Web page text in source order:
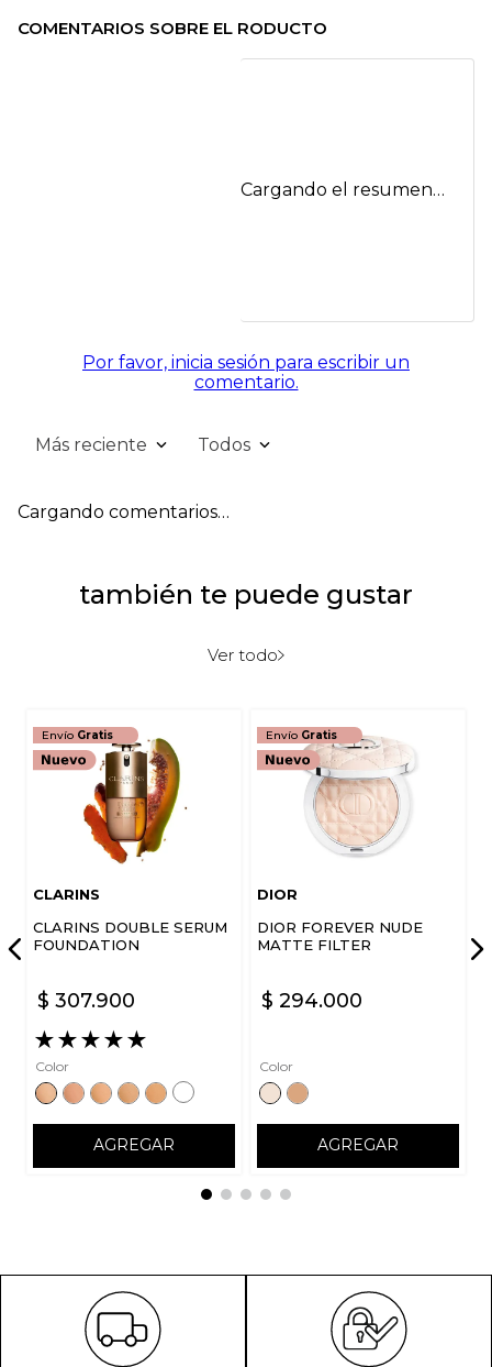
COMENTARIOS SOBRE EL RODUCTO
Cargando el resumen…
Por favor, inicia sesión para escribir un
comentario.
Más reciente Todos
Cargando comentarios…
también te puede gustar
Ver todo
Envío Gratis
CLARINS
CLARINS DOUBLE SERUM
FOUNDATION
$ 307.900
★★★★★
Color
AGREGAR
Envío Gratis
DIOR
DIOR FOREVER NUDE
MATTE FILTER
$ 294.000
Color
AGREGAR